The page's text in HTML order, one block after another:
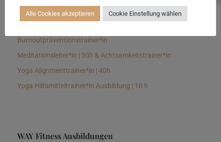
Longevitytrainer*in
Burnoutpräventionstrainer*in
Meditationsleiter*in | 50h & Achtsamkeitstrainer*in
Yoga Alignmenttrainer*in | 40h
Yoga Hilfsmitteltrainer*in Ausbildung | 10 h
WAY Fitness Ausbildungen
Alle Cookies akzeptieren Cookie Einstellung wählen